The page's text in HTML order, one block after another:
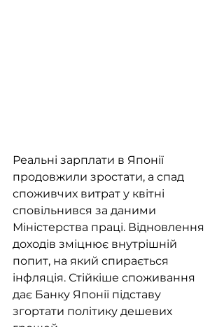
Реальні зарплати в Японії
продовжили зростати, а спад
споживчих витрат у квітні
сповільнився за даними
Міністерства праці. Відновлення
доходів зміцнює внутрішній
попит, на який спирається
інфляція. Стійкіше споживання
дає Банку Японії підставу
згортати політику дешевих